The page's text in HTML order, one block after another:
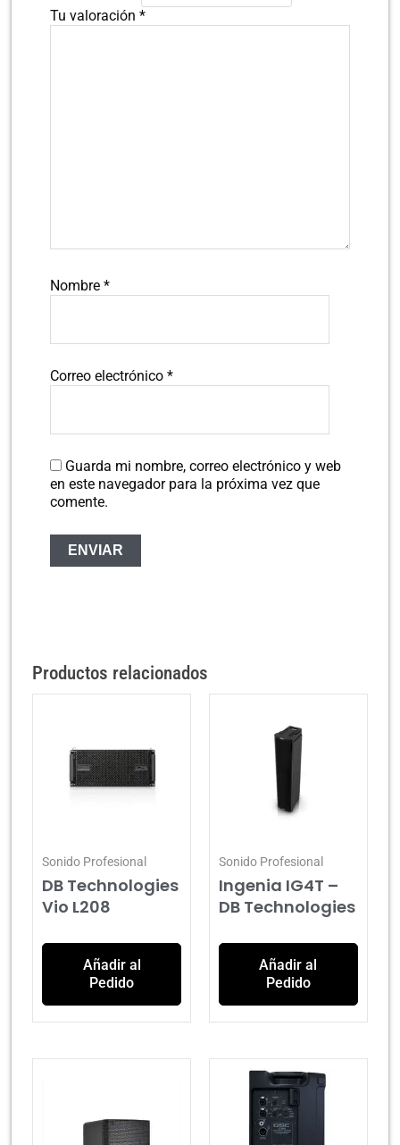
Tu valoración*
Nombre*
Correo electrónico*
Guarda mi nombre, correo electrónico y web
en este navegador para la próxima vez que
comente.
Productos relacionados
Sonido Profesional
DB Technologies
Vio L208
Añadir al
Pedido
Sonido Profesional
Ingenia IG4T –
DB Technologies
Añadir al
Pedido